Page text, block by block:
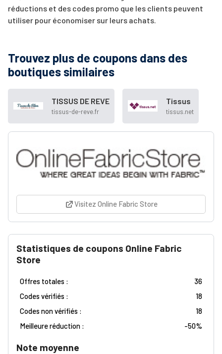
réductions et des codes promo que les clients peuvent
utiliser pour économiser sur leurs achats.
Trouvez plus de coupons dans des
boutiques similaires
TISSUS DE REVE
tissus-de-reve.fr
Tissus
tissus.net
Visitez Online Fabric Store
Statistiques de coupons Online Fabric
Store
Offres totales :
36
Codes vérifiés :
18
Codes non vérifiés :
18
Meilleure réduction :
-50%
Note moyenne